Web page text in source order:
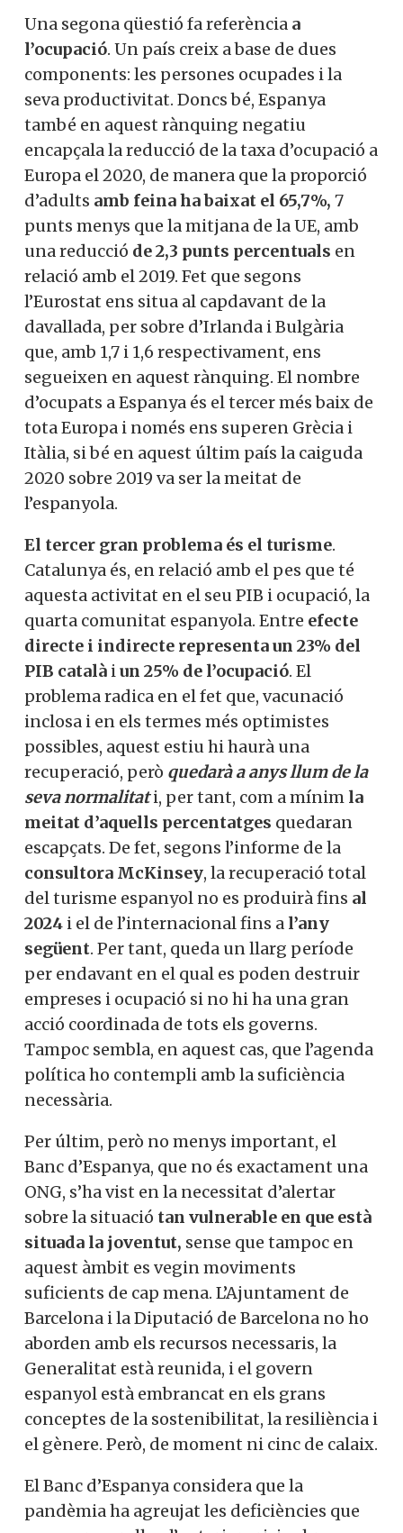
parla.
Una segona qüestió fa referènciaa
l’ocupació. Un país creix a base de dues
components: les persones ocupades i la
seva productivitat. Doncs bé, Espanya
també en aquest rànquing negatiu
encapçala la reducció de la taxa d’ocupació
a Europa el 2020, de manera que la
proporció d’adultsamb feina ha baixat el
65,7%, 7 punts menys que la mitjana de la
UE, amb una reducció de 2,3 punts
percentuals en relació amb el 2019. Fet
que segons l’Eurostat ens situa al
capdavant de la davallada, per sobre
d’Irlanda i Bulgària que, amb 1,7 i 1,6
respectivament, ens segueixen en aquest
rànquing. El nombre d’ocupats a Espanya
és el tercer més baix de tota Europa i
només ens superen Grècia i Itàlia, si bé en
2019 va ser la meitat de l’espanyola.
El tercer gran problema és el turisme.
Catalunya és, en relació amb el pes que té
aquesta activitat en el seu PIB i ocupació,
la quarta comunitat espanyola. Entre
efecte directe i indirecte representa un
23% del PIB catalài un 25% de l’ocupació
El problema radica en el fet que, vacunació
inclosa i en els termes més optimistes
possibles, aquest estiu hi haurà una
recuperació, peròquedarà a anys llum de
la seva normalitati, per tant, com a mínim
la meitat d’aquells percentatges
quedaran escapçats. De fet, segons
l’informe de laconsultora McKinsey, la
recuperació total del turisme espanyol no
es produirà finsal 2024i el de
l’internacional fins al’any següent . Per
tant, queda un llarg període per endavant
en el qual es poden destruir empreses i
ocupació si no hi ha una gran acció
coordinada de tots els governs. Tampoc
política ho contempli amb la suficiència
necessària.
Per últim, però no menys important, el
Banc d’Espanya, que no és exactament
una ONG, s’ha vist en la necessitat
d’alertar sobre la situaciótan vulnerable
en que està situada la joventut,sense que
tampoc en aquest àmbit es vegin
moviments suficients de cap mena.
L’Ajuntament de Barcelona i la Diputació
de Barcelona no ho aborden amb els
recursos necessaris, la Generalitat està
embrancat en els grans conceptes de la
sostenibilitat, la resiliència i el gènere.
Converses a Catalunya?